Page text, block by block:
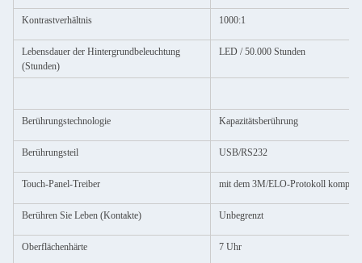
Kontrastverhältnis 1000:1
Lebensdauer der Hintergrundbeleuchtung
(Stunden)
LED / 50.000 Stunden
Berührungstechnologie Kapazitätsberührung
Berührungsteil USB/RS232
Touch-Panel-Treiber mit dem 3M/ELO-Protokoll
Berühren Sie Leben (Kontakte) Unbegrenzt
Oberflächenhärte 7 Uhr